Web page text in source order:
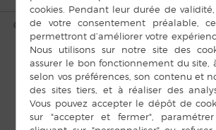
© Copyright Bais 2015 |Mentions légales|
Accès privé